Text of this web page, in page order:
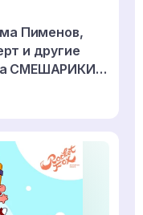
Пименов,
и другие
СМЕШАРИКИ